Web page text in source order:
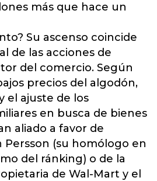
más que hace un
Su ascenso coincide
de las acciones de
del comercio. Según
precios del algodón,
el ajuste de los
en busca de bienes
aliado a favor de
Persson (su homólogo en
del ránking) o de la
de Wal-Mart y el